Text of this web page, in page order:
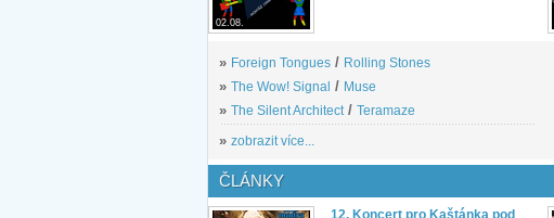
02.08.
» Foreign Tongues / Rolling Stones
» The Wow! Signal / Muse
» The Silent Architect / Teramaze
» zobrazit více...
ČLÁNKY
12. Koncert pro Kaštánka pod